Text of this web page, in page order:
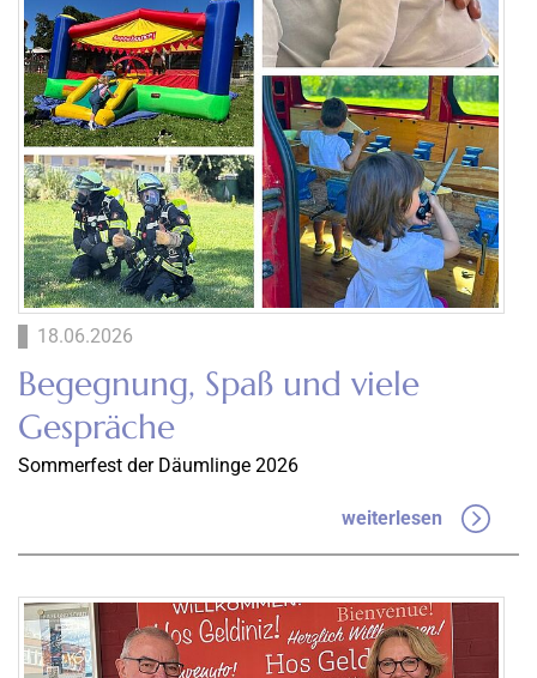
18.06.2026
Begegnung, Spaß und viele
Gespräche
Sommerfest der Däumlinge 2026
weiterlesen